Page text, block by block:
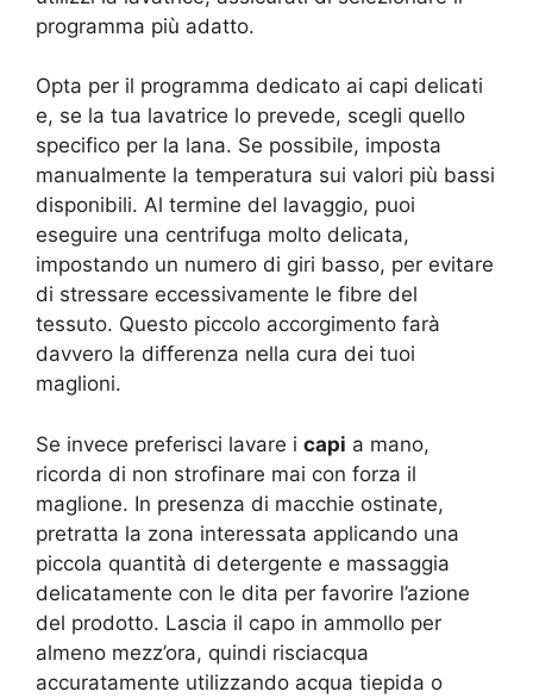
programma più adatto.
Opta per il programma dedicato ai capi delicati
e, se la tua lavatrice lo prevede, scegli quello
specifico per la lana. Se possibile, imposta
manualmente la temperatura sui valori più bassi
disponibili. Al termine del lavaggio, puoi
eseguire una centrifuga molto delicata,
impostando un numero di giri basso, per evitare
di stressare eccessivamente le fibre del
tessuto. Questo piccolo accorgimento farà
davvero la differenza nella cura dei tuoi
maglioni.
Se invece preferisci lavare i capi a mano,
ricorda di non strofinare mai con forza il
maglione. In presenza di macchie ostinate,
pretratta la zona interessata applicando una
piccola quantità di detergente e massaggia
delicatamente con le dita per favorire l’azione
del prodotto. Lascia il capo in ammollo per
almeno mezz’ora, quindi risciacqua
accuratamente utilizzando acqua tiepida o